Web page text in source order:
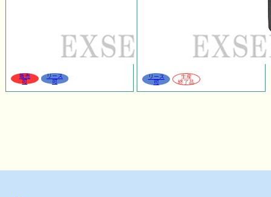
販売
可
リース
可
リース
可
生産
終了品